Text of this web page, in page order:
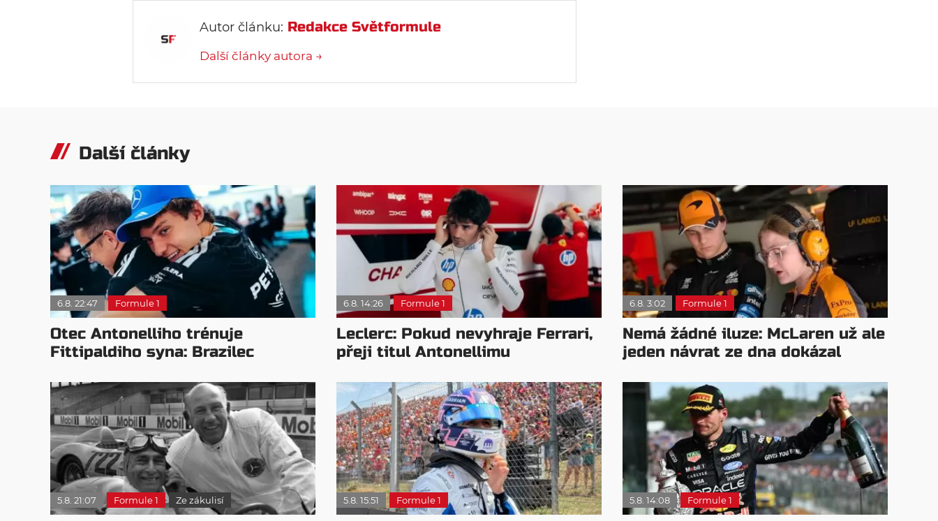
Autor článku: Redakce Světformule
Další články autora →
Další články
6.8. 22:47 Formule 1
Otec Antonelliho trénuje
Fittipaldiho syna: Brazilec
6.8. 14:26 Formule 1
Leclerc: Pokud nevyhraje Ferrari,
přeji titul Antonellimu
6.8. 3:02 Formule 1
Nemá žádné iluze: McLaren už ale
jeden návrat ze dna dokázal
5.8. 21:07 Formule 1 Ze zákulisí 5.8. 15:51 Formule 1 5.8. 14:08 Formule 1